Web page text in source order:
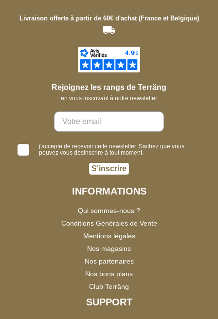
Livraison offerte à partir de 60€ d'achat (France et Belgique)
Rejoignez les rangs de Terräng
en vous inscrivant à notre newsletter
j'accepte de recevoir cette newsletter. Sachez que vous
pouvez vous désinscrire à tout moment.
S'inscrire
INFORMATIONS
Qui sommes-nous ?
Conditions Générales de Vente
Mentions légales
Nos magasins
Nos partenaires
Nos bons plans
Club Terräng
SUPPORT